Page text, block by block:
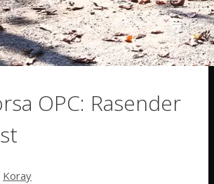
OPC: Rasender
Koray